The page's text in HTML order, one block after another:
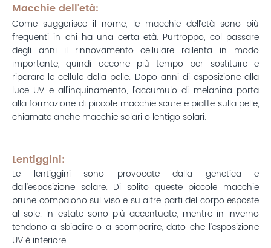
Macchie dell’età:
Come suggerisce il nome, le macchie dell’età sono più
frequenti in chi ha una certa età. Purtroppo, col passare
degli anni il rinnovamento cellulare rallenta in modo
importante, quindi occorre più tempo per sostituire e
riparare le cellule della pelle. Dopo anni di esposizione alla
luce UV e all’inquinamento, l’accumulo di melanina porta
alla formazione di piccole macchie scure e piatte sulla pelle,
chiamate anche macchie solari o lentigo solari.
Lentiggini:
Le lentiggini sono provocate dalla genetica e
dall’esposizione solare. Di solito queste piccole macchie
brune compaiono sul viso e su altre parti del corpo esposte
al sole. In estate sono più accentuate, mentre in inverno
tendono a sbiadire o a scomparire, dato che l’esposizione
UV è inferiore.